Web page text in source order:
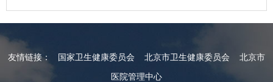
友情链接： 国家卫生健康委员会 北京市卫生健康委员会
北京市
医院管理中心